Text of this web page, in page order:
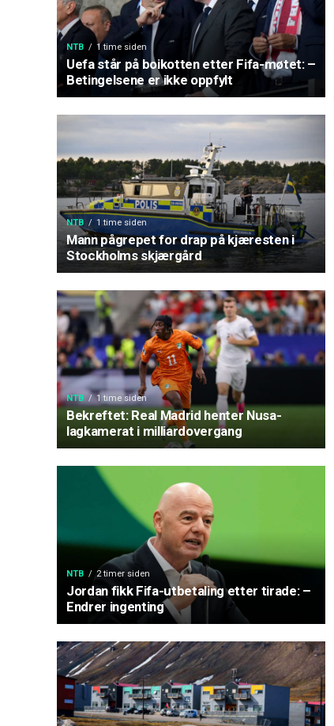
NTB 1 time siden
Uefa står på boikotten etter Fifa-møtet: –
Betingelsene er ikke oppfylt
NTB 1 time siden
Mann pågrepet for drap på kjæresten i
Stockholms skjærgård
NTB 1 time siden
Bekreftet: Real Madrid henter Nusa-
lagkamerat i milliardovergang
NTB 2 timer siden
Jordan fikk Fifa-utbetaling etter tirade: –
Endrer ingenting